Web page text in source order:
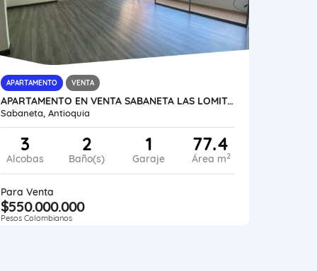
APARTAMENTO VENTA
APARTAMENTO EN VENTA SABANETA LAS LOMITAS UNIDAD COMPLETA MEDELLÍN
Sabaneta, Antioquia
3
Alcobas
2
Baño(s)
1
Garaje
77.4
Área m2
Para Venta
$550.000.000
Pesos Colombianos